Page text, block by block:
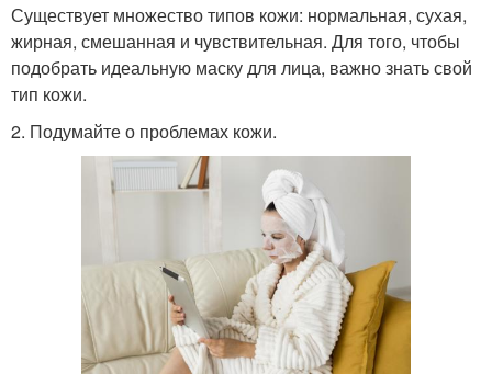
Существует множество типов кожи: нормальная, сухая,
жирная, смешанная и чувствительная. Для того, чтобы
подобрать идеальную маску для лица, важно знать свой
тип кожи.
2. Подумайте о проблемах кожи.